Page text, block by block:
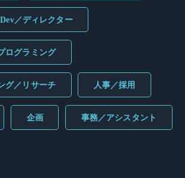
／ディレクター
ログラミング
グ／リサーチ 人事／採用
企画 事務／アシスタント